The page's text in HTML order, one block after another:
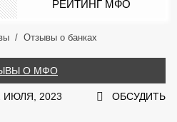
РЕЙТИНГ МФО
Отзывы о банках
О МФО
ИЮЛЯ, 2023 ОБСУДИТЬ